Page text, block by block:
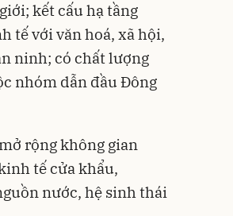
kết cấu hạ tầng
tế với văn hoá, xã hội,
ninh; có chất lượng
nhóm dẫn đầu Đông
rộng không gian
tế cửa khẩu,
nước, hệ sinh thái